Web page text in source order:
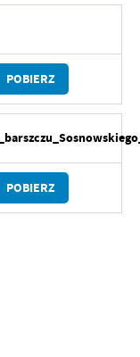
POBIERZ
POBIERZ